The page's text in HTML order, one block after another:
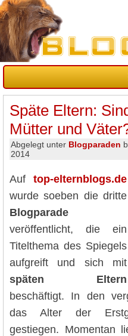
Späte Eltern:
Mütter und
Abgelegt unter Blogparaden
2014
Auf top-elternblogs.de
wurde soeben die dritte
Blogparade
veröffentlicht, die ein
Titelthema des Spiegels
aufgreift und sich mit
späten Eltern
beschäftigt. In den
das Alter der
gestiegen. Momentan